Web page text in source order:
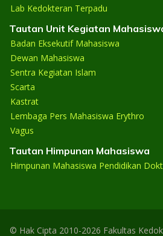
Lab Kedokteran Terpadu
Tautan Unit Kegiatan
Badan Eksekutif Mahasiswa
Dewan Mahasiswa
Sentra Kegiatan Islam
Scarta
Kastrat
Lembaga Pers Mahasiswa Erythro
Vagus
Tautan Himpunan Mahasiswa
Himpunan Mahasiswa Pendidikan
© Hak Cipta 2010-2026 Fakultas